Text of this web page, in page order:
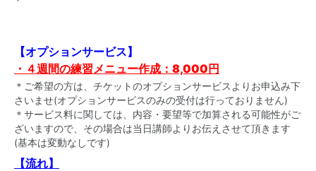
【オプションサービス】
・４週間の練習メニュー作成：8,000円
＊ご希望の方は、チケットのオプションサービスよりお申込み下
さいませ(オプションサービスのみの受付は行っておりません)
＊サービス料に関しては、内容・要望等で加算される可能性がご
ざいますので、その場合は当日講師よりお伝えさせて頂きます
(基本は変動なしです)
【流れ】